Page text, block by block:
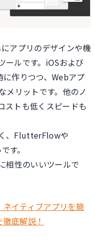
アプリのデザインや機
ールです。iOSおよび
作りつつ、Webアプ
メリットです。他のノ
ストも低くスピードも
、FlutterFlowや
す。
相性のいいツールで
イティブアプリを簡
底解説！